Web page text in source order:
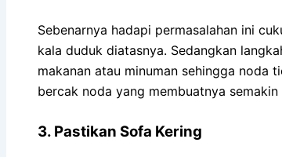
Sebenarnya hadapi permasalahan ini
kala duduk diatasnya. Sedangkan
makanan atau minuman sehingga noda
bercak noda yang membuatnya
3. Pastikan Sofa Kering